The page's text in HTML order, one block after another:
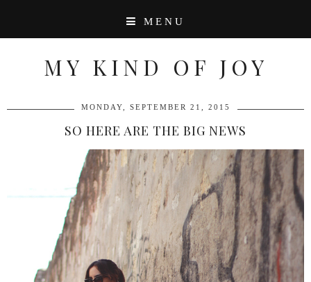
MENU
MY KIND OF JOY
MONDAY, SEPTEMBER 21, 2015
SO HERE ARE THE BIG NEWS